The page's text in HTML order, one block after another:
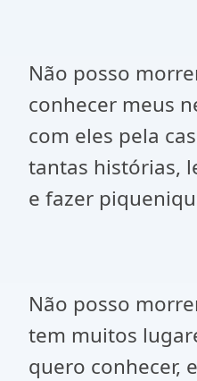
Não posso
conhecer meus
com eles pela
tantas histórias,
e fazer
Não posso
tem muitos
quero conhecer,